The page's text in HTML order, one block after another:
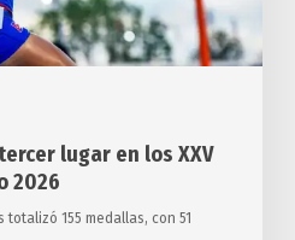
lugar en los XXV
2026
155 medallas, con 51